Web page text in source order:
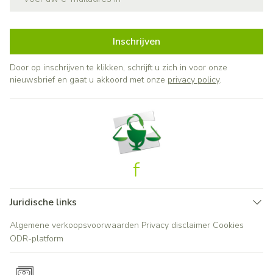
Inschrijven
Door op inschrijven te klikken, schrijft u zich in voor onze
nieuwsbrief en gaat u akkoord met onze privacy policy.
Juridische links
Algemene verkoopsvoorwaarden Privacy disclaimer Cookies
ODR-platform